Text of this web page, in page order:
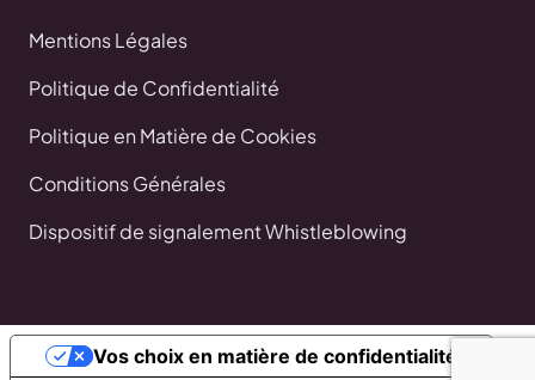
Mentions Légales
Politique de Confidentialité
Politique en Matière de Cookies
Conditions Générales
Dispositif de signalement Whistleblowing
Vos choix en matière de confidentialité